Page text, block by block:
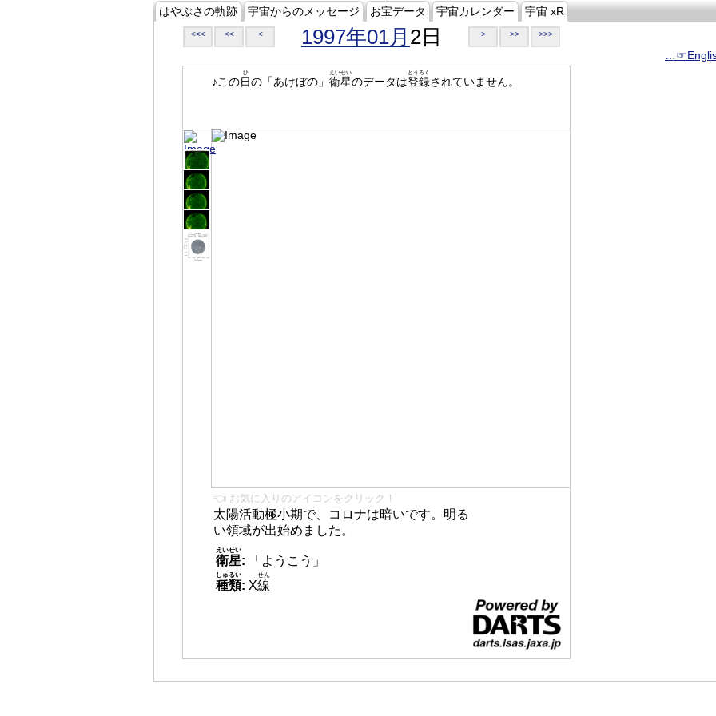
はやぶさの軌跡 宇宙からのメッセージ お宝データ 宇宙カレンダー 宇宙 xR
<<< << < 1997年01月 2日 > >> >>>
♪この日
ひ
の「あけぼの」 衛星
えいせい
のデータは登録
とうろく
されていません。
👈 お気に入りのアイコンをクリック！
太陽活動極小期で、コロナは暗いです。明る
い領域が出始めました。
衛星
えいせい
:
「ようこう」
種類
しゅるい
: X線
せん